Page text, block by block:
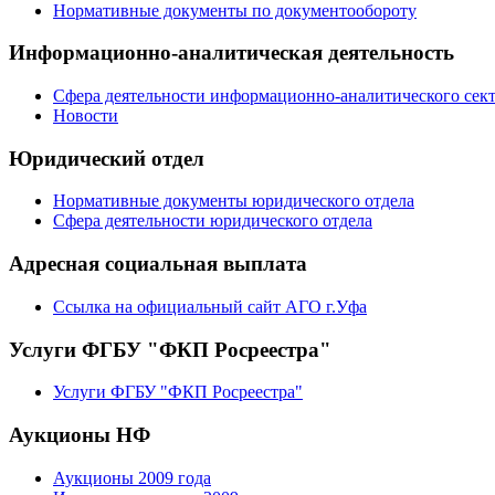
Нормативные документы по документообороту
Информационно-аналитическая деятельность
Сфера деятельности информационно-аналитического
Новости
Юридический отдел
Нормативные документы юридического отдела
Сфера деятельности юридического отдела
Адресная социальная выплата
Ссылка на официальный сайт АГО г.Уфа
Услуги ФГБУ "ФКП Росреестра"
Услуги ФГБУ "ФКП Росреестра"
Аукционы НФ
Аукционы 2009 года